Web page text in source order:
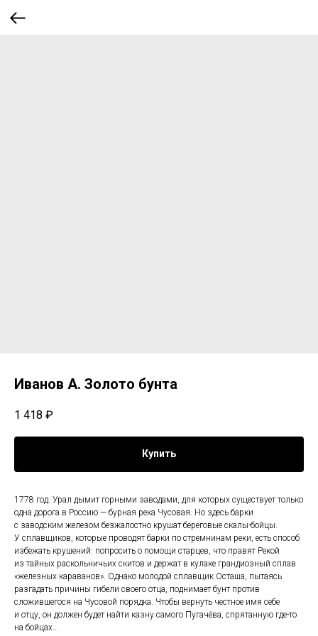
Иванов А. Золото бунта
1 418 ₽
Купить
1778 год. Урал дымит горными заводами, для которых существует только
одна дорога в Россию — бурная река Чусовая. Но здесь барки
с заводским железом безжалостно крушат береговые скалы-бойцы.
У сплавщиков, которые проводят барки по стремнинам реки, есть способ
избежать крушений: попросить о помощи старцев, что правят Рекой
из тайных раскольничьих скитов и держат в кулаке грандиозный сплав
«железных караванов». Однако молодой сплавщик Осташа, пытаясь
разгадать причины гибели своего отца, поднимает бунт против
сложившегося на Чусовой порядка. Чтобы вернуть честное имя себе
и отцу, он должен будет найти казну самого Пугачёва, спрятанную где-то
на бойцах...